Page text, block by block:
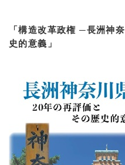
「構造改革政権 ─長洲神
史的意義」